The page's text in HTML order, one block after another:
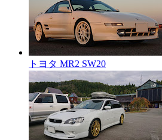
トヨタ MR2 SW20